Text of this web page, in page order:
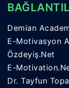
Demian
E-Motivasyon
Özdeyiş.Net
E-
Dr. Tayfun